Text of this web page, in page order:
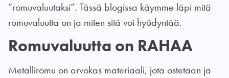
”romuvaluutaksi”. Tässä blogissa käymme läpi mitä
romuvaluutta on ja miten sitä voi hyödyntää.
Romuvaluutta on RAHAA
Metalliromu on arvokas materiaali, jota ostetaan ja